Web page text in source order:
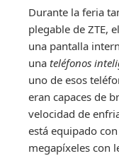
Durante la feria
plegable de ZTE,
una pantalla
una teléfonos
uno de esos
eran capaces de
velocidad de
está equipado
megapíxeles con